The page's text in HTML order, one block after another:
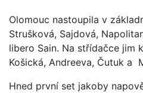
Olomouc nastoupila v
Strušková, Sajdová,
libero Sain. Na střídačce jim
Košická, Andreeva, Čutuk a
Hned první set jakoby